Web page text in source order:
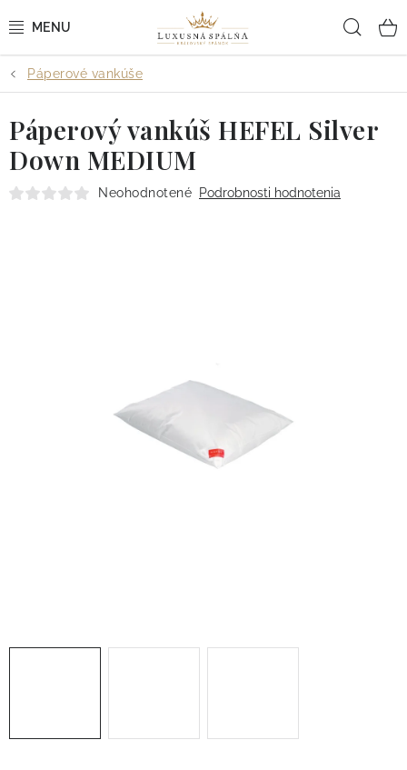
na
POSTEĽNÉ OBLIEČKY
POSTEĽNÉ PLACHTY
PREHOZY A PAPLÓNY
Doprava
Obchodné podmienky
Podmienky ochrany osobných údajov
Páperové vankúše
Páperový vankúš HEFEL Silver
Down MEDIUM
Neohodnotené Podrobnosti hodnotenia